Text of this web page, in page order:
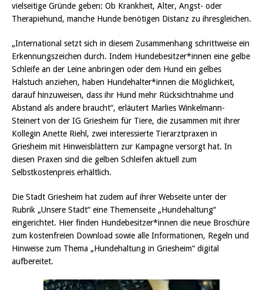
vielseitige Gründe geben: Ob Krankheit, Alter, Angst- oder
Therapiehund, manche Hunde benötigen Distanz zu ihresgleichen.
„International setzt sich in diesem Zusammenhang schrittweise ein
Erkennungszeichen durch. Indem Hundebesitzer*innen eine gelbe
Schleife an der Leine anbringen oder dem Hund ein gelbes
Halstuch anziehen, haben Hundehalter*innen die Möglichkeit,
darauf hinzuweisen, dass ihr Hund mehr Rücksichtnahme und
Abstand als andere braucht“, erläutert Marlies Winkelmann-
Steinert von der IG Griesheim für Tiere, die zusammen mit ihrer
Kollegin Anette Riehl, zwei interessierte Tierarztpraxen in
Griesheim mit Hinweisblättern zur Kampagne versorgt hat. In
diesen Praxen sind die gelben Schleifen aktuell zum
Selbstkostenpreis erhältlich.
Die Stadt Griesheim hat zudem auf ihrer Webseite unter der
Rubrik „Unsere Stadt“ eine Themenseite „Hundehaltung“
eingerichtet. Hier finden Hundebesitzer*innen die neue Broschüre
zum kostenfreien Download sowie alle Informationen, Regeln und
Hinweise zum Thema „Hundehaltung in Griesheim“ digital
aufbereitet.